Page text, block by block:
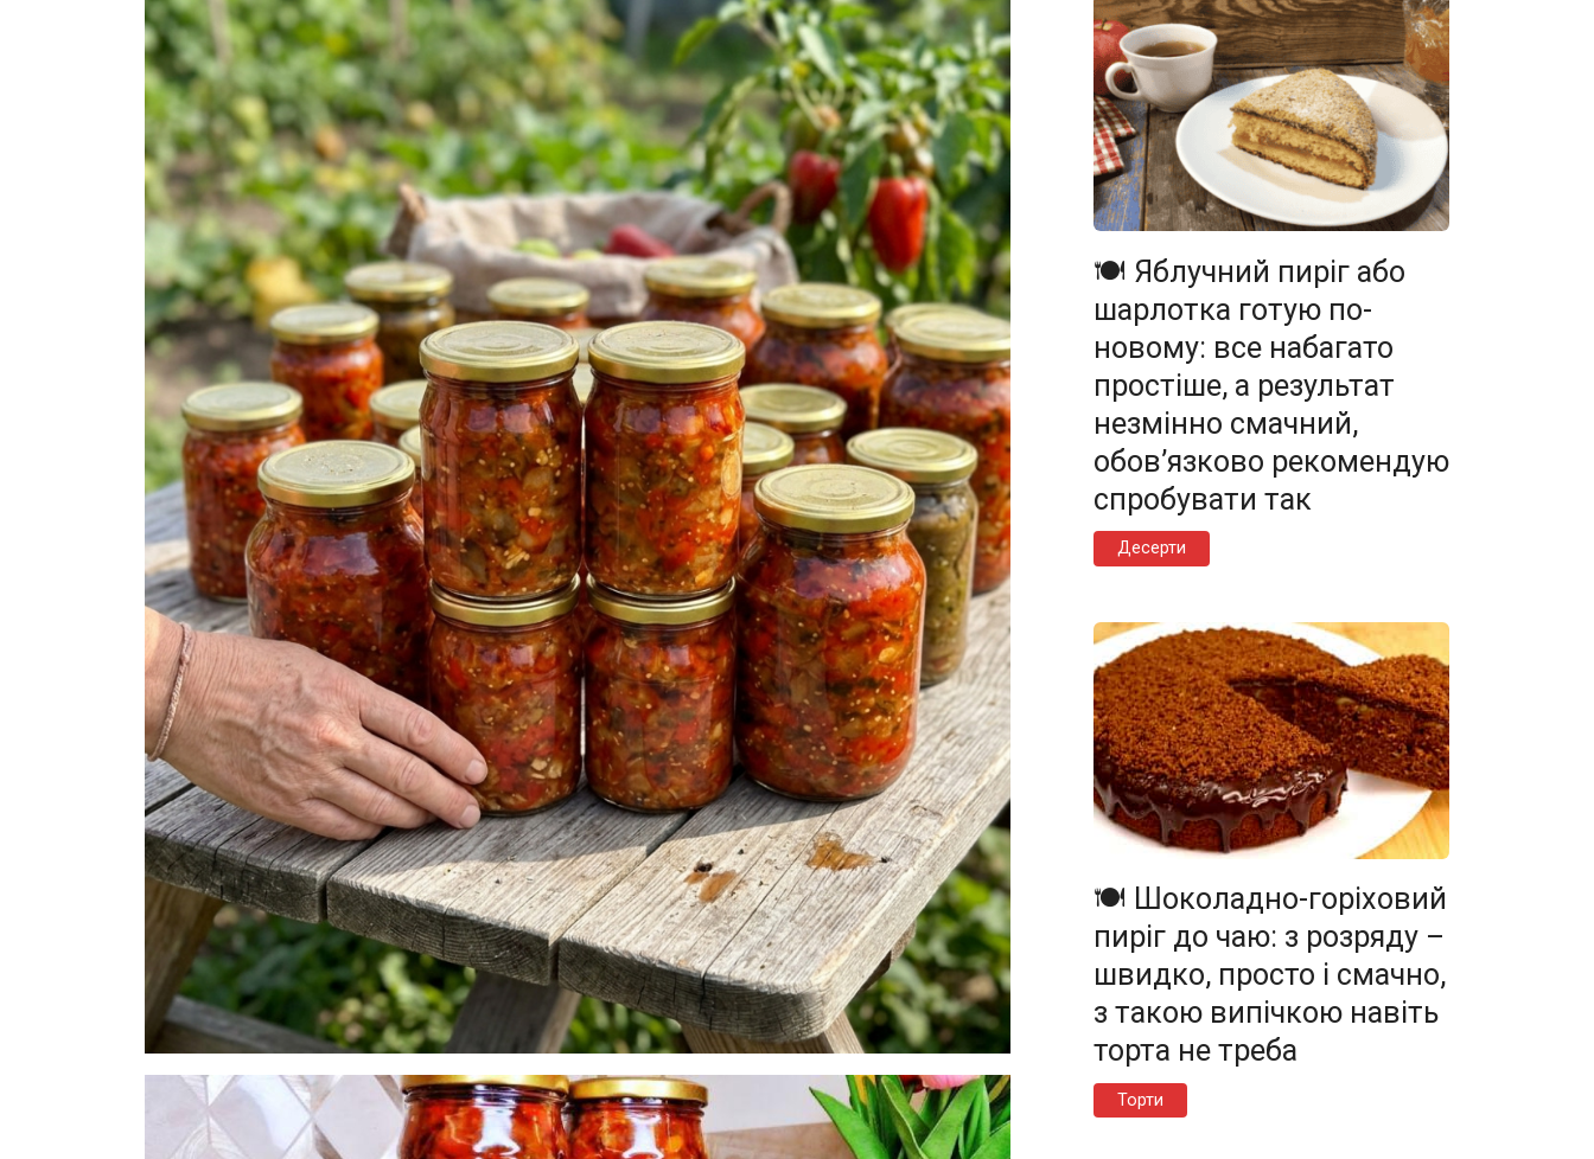
🍽️ Яблучний пиріг або
шарлотка готую по-
новому: все набагато
простіше, а результат
незмінно смачний,
обов’язково рекомендую
спробувати так
Десерти
🍽️ Шоколадно-горіховий
пиріг до чаю: з розряду –
швидко, просто і смачно,
з такою випічкою навіть
торта не треба
Торти